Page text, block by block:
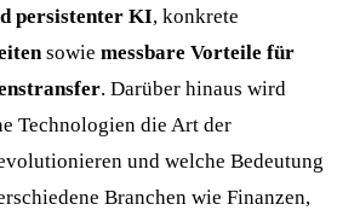
persistenter KI, konkrete
sowie messbare Vorteile für
. Darüber hinaus wird
Technologien die Art der
und welche Bedeutung
Branchen wie Finanzen,